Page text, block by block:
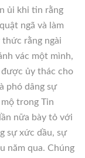
ủi khi tin rằng
ngã và làm
thức rằng ngài
vác một mình,
ủy thác cho
phó dâng sự
trong Tin
nữa bày tỏ với
sự xức dầu, sự
năm qua. Chúng